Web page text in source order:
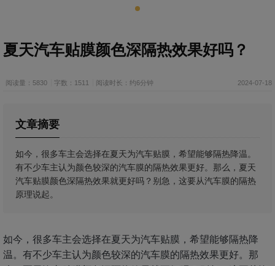
夏天汽车贴膜颜色深隔热效果好吗？
阅读量：5830 字数：1511 阅读时长：约6分钟 2024-07-18
文章摘要
如今，很多车主会选择在夏天为汽车贴膜，希望能够隔热降温。
有不少车主认为颜色较深的汽车膜的隔热效果更好。那么，夏天
汽车贴膜颜色深隔热效果就更好吗？别急，这要从汽车膜的隔热
原理说起。
如今，很多车主会选择在夏天为汽车贴膜，希望能够隔热降
温。有不少车主认为颜色较深的汽车膜的隔热效果更好。那